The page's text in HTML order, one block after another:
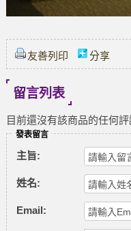
友善列印 分享
留言列表
目前還沒有該商品的任何
發表留言
主旨:
姓名:
Email: